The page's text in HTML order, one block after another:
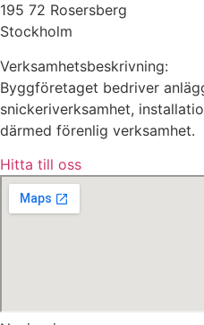
195 72 Rosersberg
Stockholm
Verksamhetsbeskrivning:
Byggföretaget bedriver
snickeriverksamhet,
därmed förenlig verksamhet.
Hitta till oss